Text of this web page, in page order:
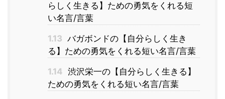
らしく生きる】ための勇気をくれる短
い名言/言葉
1.13 バガボンドの【自分らしく生き
る】ための勇気をくれる短い名言/言葉
1.14 渋沢栄一の【自分らしく生きる】
ための勇気をくれる短い名言/言葉